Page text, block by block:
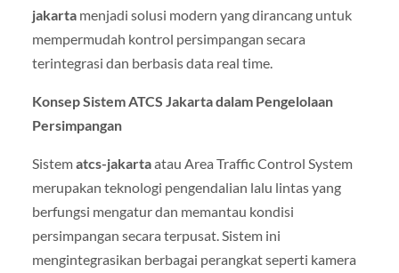
jakartamenjadi solusi modern yang dirancang untuk
mempermudah kontrol persimpangan secara
terintegrasi dan berbasis data real time.
Konsep Sistem ATCS Jakarta dalam Pengelolaan
Persimpangan
Sistematcs-jakartaatau Area Traffic Control System
merupakan teknologi pengendalian lalu lintas yang
berfungsi mengatur dan memantau kondisi
persimpangan secara terpusat. Sistem ini
mengintegrasikan berbagai perangkat seperti kamera